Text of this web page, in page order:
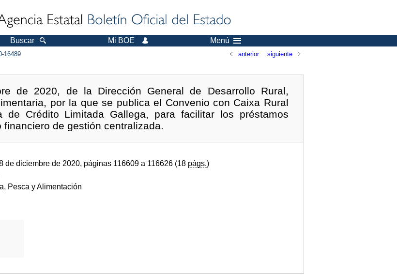
Buscar Mi BOE Menú
16489 anterior siguiente
de 2020, de la Dirección General de Desarrollo Rural,
por la que se publica el Convenio con Caixa Rural
de Crédito Limitada Gallega, para facilitar los préstamos
de gestión centralizada.
de diciembre de 2020, páginas 116609 a 116626 (18 págs.)
Pesca y Alimentación